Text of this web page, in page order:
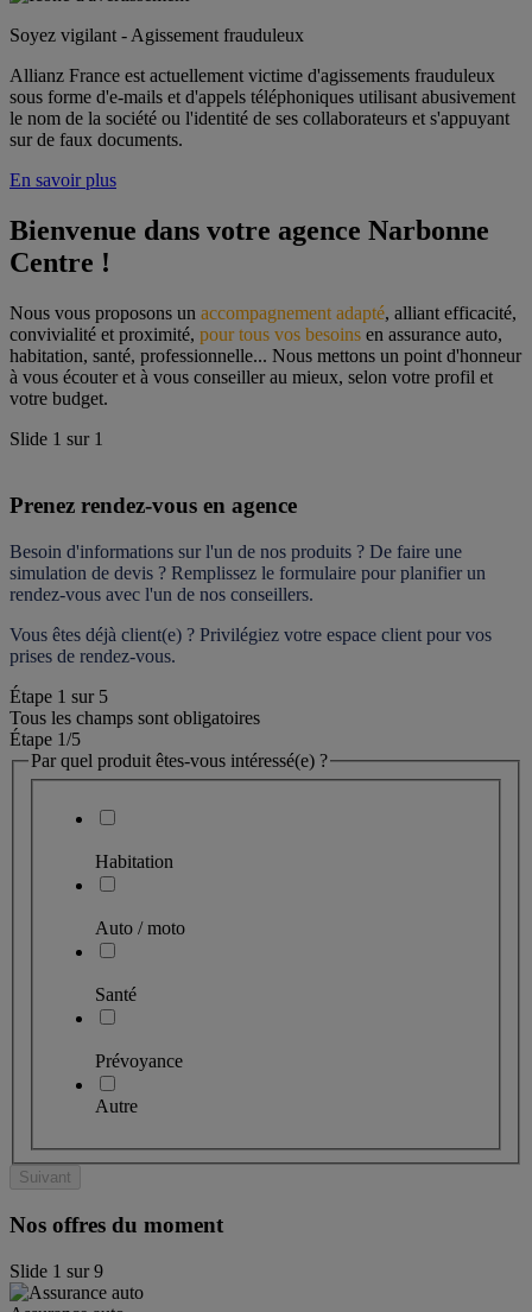
Soyez vigilant - Agissement frauduleux
Allianz France est actuellement victime d'agissements frauduleux
sous forme d'e-mails et d'appels téléphoniques utilisant abusivement
le nom de la société ou l'identité de ses collaborateurs et s'appuyant
sur de faux documents.
En savoir plus
Bienvenue dans votre agence Narbonne
Centre !
Nous vous proposons un accompagnement adapté, alliant efficacité,
convivialité et proximité, pour tous vos besoins en assurance auto,
habitation, santé, professionnelle... Nous mettons un point d'honneur
à vous écouter et à vous conseiller au mieux, selon votre profil et
votre budget.
Slide 1 sur 1
Prenez rendez-vous en agence
Besoin d'informations sur l'un de nos produits ? De faire une
simulation de devis ? Remplissez le formulaire pour planifier un
rendez-vous avec l'un de nos conseillers.
Vous êtes déjà client(e) ? Privilégiez votre espace client pour vos
prises de rendez-vous.
Étape 1 sur 5
Tous les champs sont obligatoires
Étape 1/5
Par quel produit êtes-vous intéressé(e) ?
Habitation
Auto / moto
Santé
Prévoyance
Autre
Suivant
Nos offres du moment
Slide 1 sur9